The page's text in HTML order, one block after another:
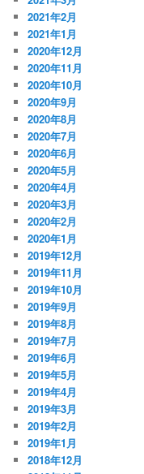
2021年2月
2021年1月
2020年12月
2020年11月
2020年10月
2020年9月
2020年8月
2020年7月
2020年6月
2020年5月
2020年4月
2020年3月
2020年2月
2020年1月
2019年12月
2019年11月
2019年10月
2019年9月
2019年8月
2019年7月
2019年6月
2019年5月
2019年4月
2019年3月
2019年2月
2019年1月
2018年12月